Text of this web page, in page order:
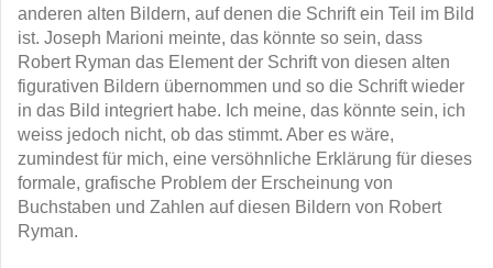
anderen alten Bildern, auf denen die Schrift ein Teil im Bild
ist. Joseph Marioni meinte, das könnte so sein, dass
Robert Ryman das Element der Schrift von diesen alten
figurativen Bildern übernommen und so die Schrift wieder
in das Bild integriert habe. Ich meine, das könnte sein, ich
weiss jedoch nicht, ob das stimmt. Aber es wäre,
zumindest für mich, eine versöhnliche Erklärung für dieses
formale, grafische Problem der Erscheinung von
Buchstaben und Zahlen auf diesen Bildern von Robert
Ryman.